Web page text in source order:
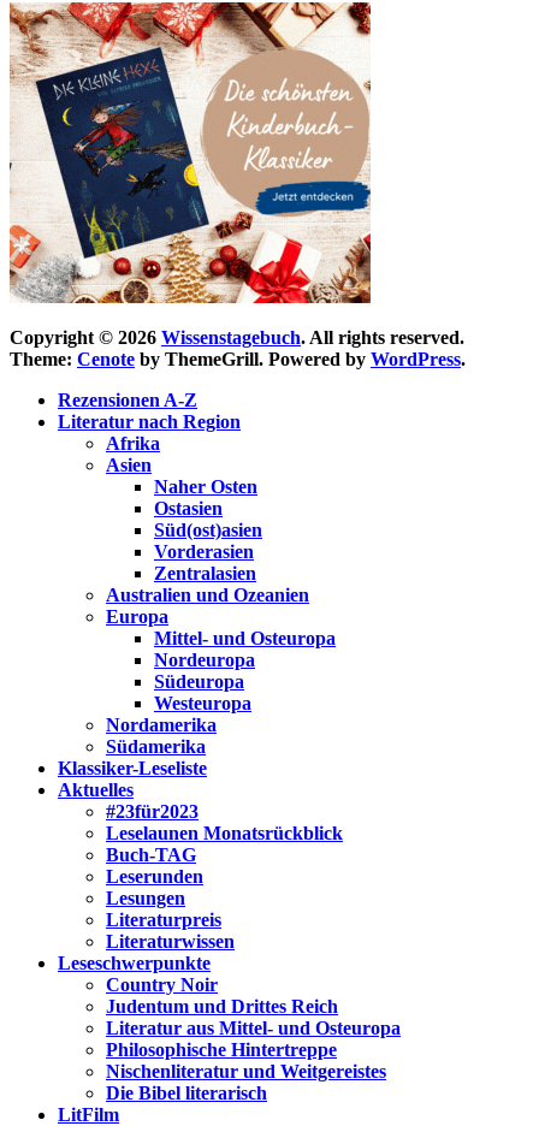
Copyright © 2026 Wissenstagebuch. All rights reserved.
Theme: Cenote by ThemeGrill. Powered by WordPress.
Rezensionen A-Z
Literatur nach Region
Afrika
Asien
Naher Osten
Ostasien
Süd(ost)asien
Vorderasien
Zentralasien
Australien und Ozeanien
Europa
Mittel- und Osteuropa
Nordeuropa
Südeuropa
Westeuropa
Nordamerika
Südamerika
Klassiker-Leseliste
Aktuelles
#23für2023
Leselaunen Monatsrückblick
Buch-TAG
Leserunden
Lesungen
Literaturpreis
Literaturwissen
Leseschwerpunkte
Country Noir
Judentum und Drittes Reich
Literatur aus Mittel- und Osteuropa
Philosophische Hintertreppe
Nischenliteratur und Weitgereistes
Die Bibel literarisch
LitFilm